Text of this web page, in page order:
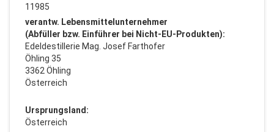
11985
verantw. Lebensmittelunternehmer
(Abfüller bzw. Einführer bei Nicht-EU-Produkten):
Edeldestillerie Mag. Josef Farthofer
Öhling 35
3362 Öhling
Österreich
Ursprungsland:
Österreich